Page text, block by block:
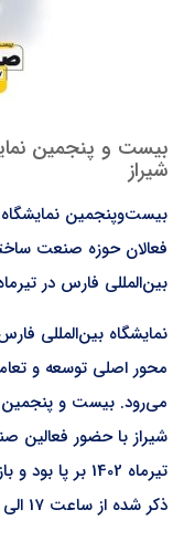
بیست و پنجمین
شیراز
بیست‌و‌پنجمین
فعالان حوزه صنعت
بین‌المللی فارس در تیر‌ماه 1402 برگزار
نمایشگاه بین‌المللی
محور اصلی توسعه و
می‌رود. بیست و پنجمین
تیرماه 1402 بر
ذکر شده از ساعت 17 الی 22 از این نمایشگاه بازدید نمایند.